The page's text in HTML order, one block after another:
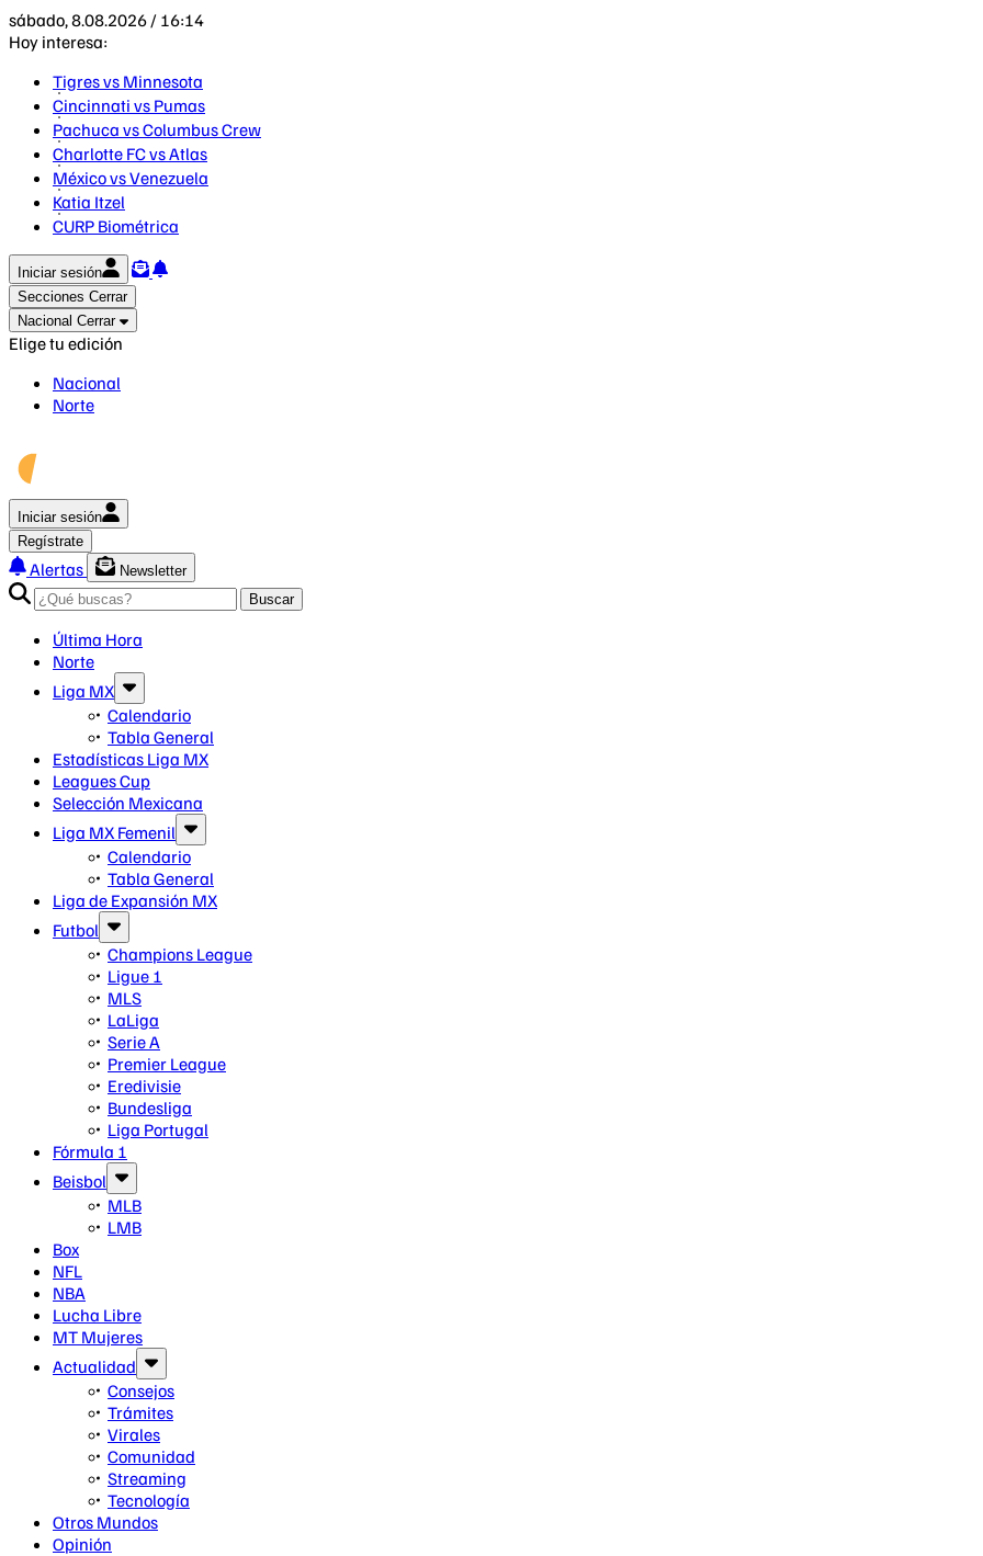
sábado, 8.08.2026 / 16:14
Hoy interesa:
Tigres vs Minnesota
Cincinnati vs Pumas
Pachuca vs Columbus Crew
Charlotte FC vs Atlas
México vs Venezuela
Katia Itzel
CURP Biométrica
Iniciar sesión
Secciones Cerrar
Nacional Cerrar
Elige tu edición
Nacional
Norte
Iniciar sesión
Regístrate
Alertas
Newsletter
Buscar
Última Hora
Norte
Liga MX
Calendario
Tabla General
Estadísticas Liga MX
Leagues Cup
Selección Mexicana
Liga MX Femenil
Calendario
Tabla General
Liga de Expansión MX
Futbol
Champions League
Ligue 1
MLS
LaLiga
Serie A
Premier League
Eredivisie
Bundesliga
Liga Portugal
Fórmula 1
Beisbol
MLB
LMB
Box
NFL
NBA
Lucha Libre
MT Mujeres
Actualidad
Consejos
Trámites
Virales
Comunidad
Streaming
Tecnología
Otros Mundos
Opinión